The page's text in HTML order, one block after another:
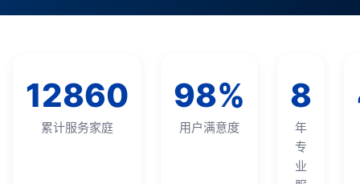
12860
累计服务家庭
98%
用户满意度
8
年
专
业